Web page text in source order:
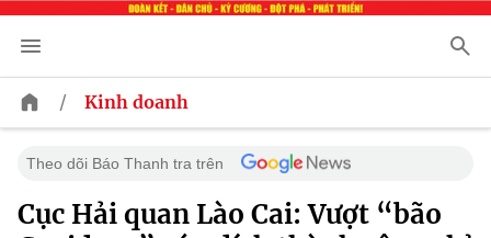
/ Kinh doanh
Theo dõi Báo Thanh tra trên
Cục Hải quan Lào Cai: Vượt “bão